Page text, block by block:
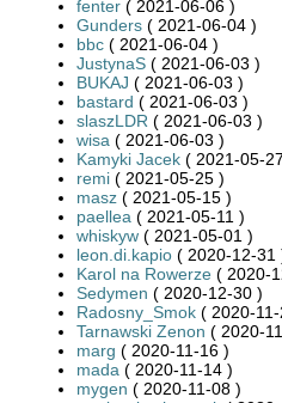
fenter ( 2021-06-06 )
Gunders ( 2021-06-04 )
bbc ( 2021-06-04 )
JustynaS ( 2021-06-03 )
BUKAJ ( 2021-06-03 )
bastard ( 2021-06-03 )
slaszLDR ( 2021-06-03 )
wisa ( 2021-06-03 )
Kamyki Jacek ( 2021-05-
remi ( 2021-05-25 )
masz ( 2021-05-15 )
paellea ( 2021-05-11 )
whiskyw ( 2021-05-01 )
leon.di.kapio ( 2020-12-31
Karol na Rowerze ( 2020-
Sedymen ( 2020-12-30 )
Radosny_Smok ( 2020-
Tarnawski Zenon ( 2020-
marg ( 2020-11-16 )
mada ( 2020-11-14 )
mygen ( 2020-11-08 )